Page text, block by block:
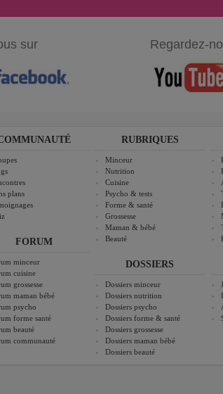
sur Regardez-
plans
FORUM
minceur
cuisine
grossesse
maman bébé
psycho
forme santé
beauté
communauté
RUBRIQUES
Minceur
Nutrition
Cuisine
Psycho & tests
Forme & santé
Grossesse
Maman & bébé
Beauté
DOSSIERS
Dossiers minceur
Dossiers nutrition
Dossiers psycho
Dossiers forme & santé
Dossiers grossesse
Dossiers maman bébé
Dossiers beauté